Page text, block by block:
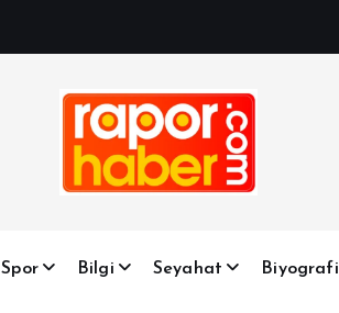
Spor Bilgi Seyahat Biyografi